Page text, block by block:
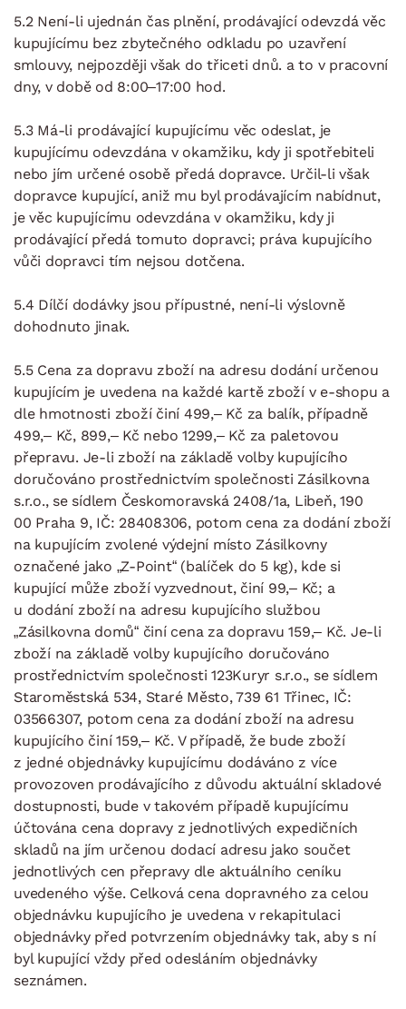
5.2 Není-li ujednán čas plnění, prodávající odevzdá věc
kupujícímu bez zbytečného odkladu po uzavření
smlouvy, nejpozději však do třiceti dnů. a to v pracovní
dny, v době od 8:00–17:00 hod.
5.3 Má-li prodávající kupujícímu věc odeslat, je
kupujícímu odevzdána v okamžiku, kdy ji spotřebiteli
nebo jím určené osobě předá dopravce. Určil-li však
dopravce kupující, aniž mu byl prodávajícím nabídnut,
je věc kupujícímu odevzdána v okamžiku, kdy ji
prodávající předá tomuto dopravci; práva kupujícího
vůči dopravci tím nejsou dotčena.
5.4 Dílčí dodávky jsou přípustné, není-li výslovně
dohodnuto jinak.
5.5 Cena za dopravu zboží na adresu dodání určenou
kupujícím je uvedena na každé kartě zboží v e-shopu a
dle hmotnosti zboží činí 499,– Kč za balík, případně
499,– Kč, 899,– Kč nebo 1299,– Kč za paletovou
přepravu. Je-li zboží na základě volby kupujícího
doručováno prostřednictvím společnosti Zásilkovna
s.r.o., se sídlem Českomoravská 2408/1a, Libeň, 190
00 Praha 9, IČ: 28408306, potom cena za dodání zboží
na kupujícím zvolené výdejní místo Zásilkovny
označené jako „Z-Point“ (balíček do 5 kg), kde si
kupující může zboží vyzvednout, činí 99,– Kč; a
u dodání zboží na adresu kupujícího službou
„Zásilkovna domů“ činí cena za dopravu 159,– Kč. Je-li
zboží na základě volby kupujícího doručováno
prostřednictvím společnosti 123Kuryr s.r.o., se sídlem
Staroměstská 534, Staré Město, 739 61 Třinec, IČ:
03566307, potom cena za dodání zboží na adresu
kupujícího činí 159,– Kč. V případě, že bude zboží
z jedné objednávky kupujícímu dodáváno z více
provozoven prodávajícího z důvodu aktuální skladové
dostupnosti, bude v takovém případě kupujícímu
účtována cena dopravy z jednotlivých expedičních
skladů na jím určenou dodací adresu jako součet
jednotlivých cen přepravy dle aktuálního ceníku
uvedeného výše. Celková cena dopravného za celou
objednávku kupujícího je uvedena v rekapitulaci
objednávky před potvrzením objednávky tak, aby s ní
byl kupující vždy před odesláním objednávky
seznámen.